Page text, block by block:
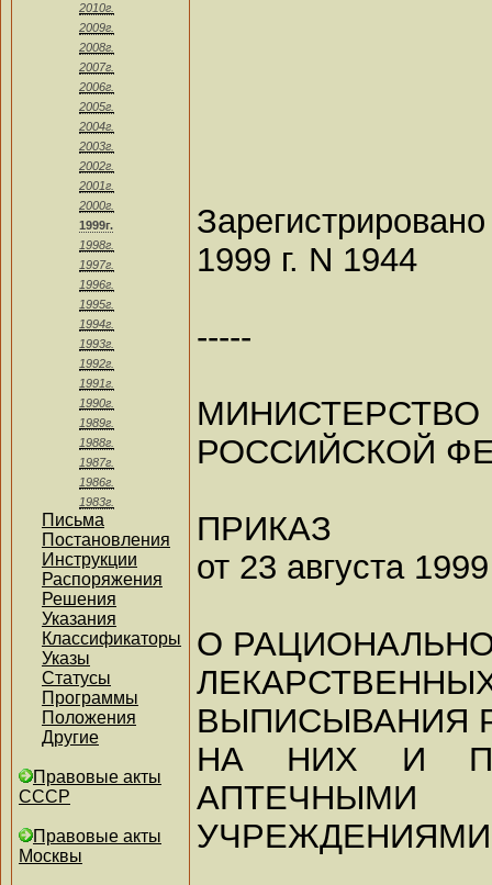
2010г.
2009г.
2008г.
2007г.
2006г.
2005г.
2004г.
2003г.
2002г.
2001г.
2000г.
1999г.
1998г.
1997г.
1996г.
1995г.
1994г.
1993г.
1992г.
1991г.
1990г.
1989г.
1988г.
1987г.
1986г.
1983г.
Письма
Постановления
Инструкции
Распоряжения
Решения
Указания
Классификаторы
Указы
Статусы
Программы
Положения
Другие
Правовые акты
СССР
Правовые акты
Москвы
1999 г. N 1944
-----
РОССИЙСКОЙ
ПРИКАЗ
от 23 августа
О
ВЫПИСЫВАНИЯ
НА НИХ И
АПТЕЧНЫМИ